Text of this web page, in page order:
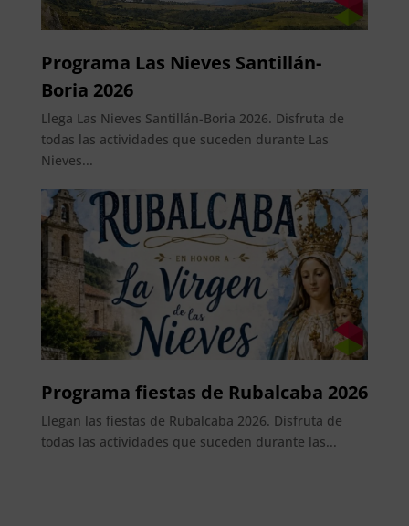
Programa Las Nieves Santillán-
Boria 2026
Llega Las Nieves Santillán-Boria 2026. Disfruta de
todas las actividades que suceden durante Las
Nieves...
Programa fiestas de Rubalcaba 2026
Llegan las fiestas de Rubalcaba 2026. Disfruta de
todas las actividades que suceden durante las...